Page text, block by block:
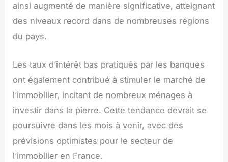
ainsi augmenté de manière significative, atteignant
des niveaux record dans de nombreuses régions
du pays.
Les taux d’intérêt bas pratiqués par les banques
ont également contribué à stimuler le marché de
l’immobilier, incitant de nombreux ménages à
investir dans la pierre. Cette tendance devrait se
poursuivre dans les mois à venir, avec des
prévisions optimistes pour le secteur de
l’immobilier en France.